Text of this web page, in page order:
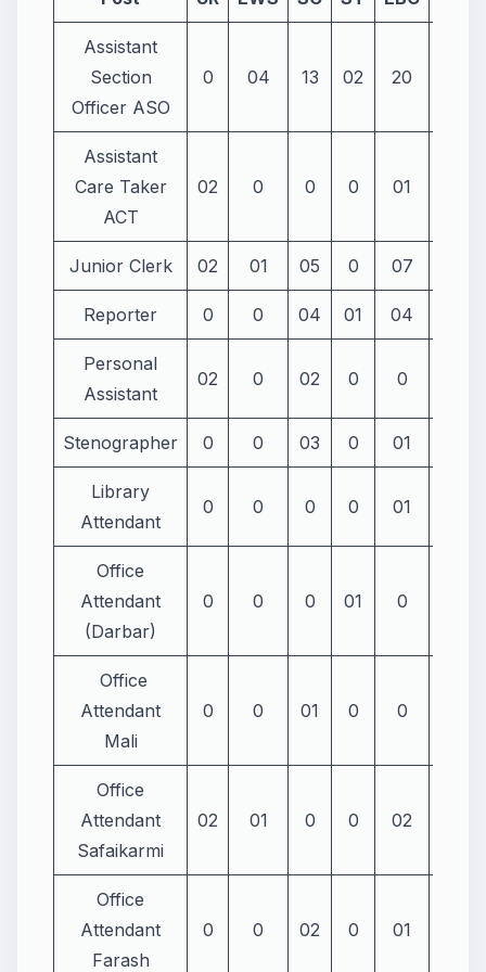
Assistant
Section
Officer ASO
0 04 13 02 20
Assistant
Care Taker
ACT
02 0 0 0 01
Junior Clerk 02 01 05 0 07
Reporter 0 0 04 01 04
Personal
Assistant
02 0 02 0 0
Stenographer 0 0 03 0 01
Library
Attendant
0 0 0 0 01
Office
Attendant
(Darbar)
0 0 0 01 0
Office
Attendant
Mali
0 0 01 0 0
Office
Attendant
Safaikarmi
02 01 0 0 02
Office
Attendant
Farash
0 0 02 0 01